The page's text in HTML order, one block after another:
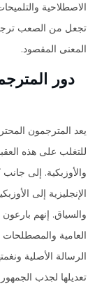
الاصطلاحية
تجعل من الصعب
المعنى المقصود.
دور
يعد المترجمون
للتغلب على هذه
والأوزبكية. إلى
الإنجليزية إلى
والسياق. إنهم بارعون
العامية
الرسالة الأصلية
تعديلها لجذب